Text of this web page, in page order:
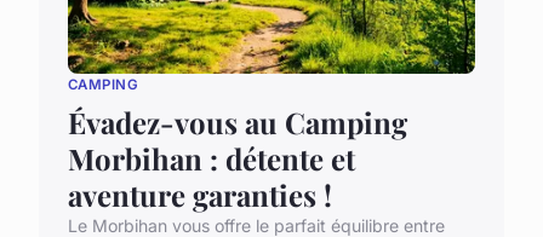
CAMPING
Évadez-vous au Camping
Morbihan : détente et
aventure garanties !
Le Morbihan vous offre le parfait équilibre entre